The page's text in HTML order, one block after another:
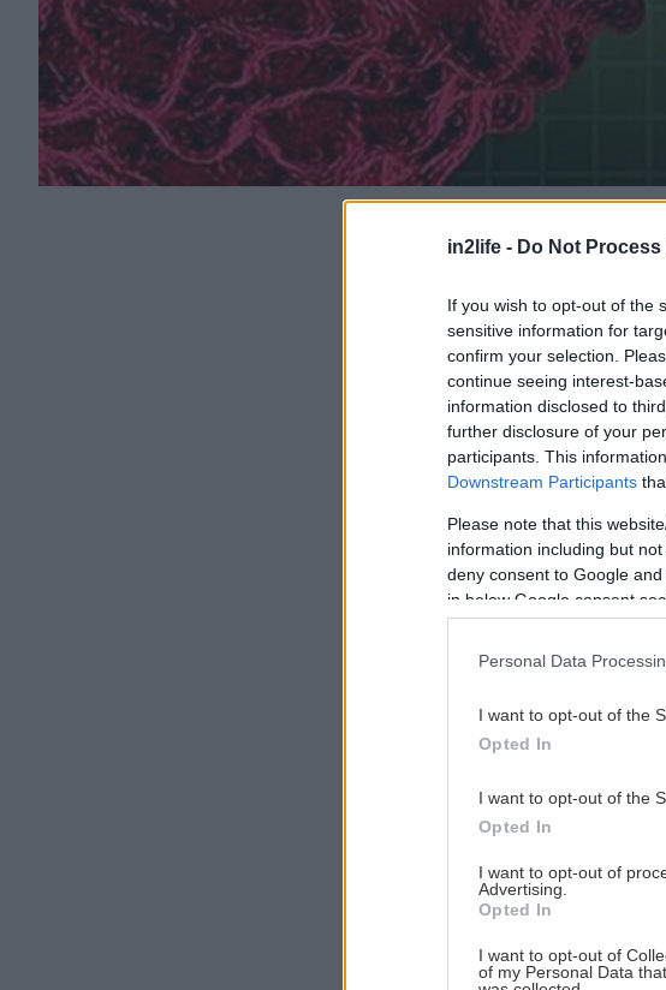
in2life - Do Not
If you wish to opt-out of the
sensitive information for
confirm your selection.
continue seeing interest-
information disclosed to
further disclosure of your
participants. This
Downstream Participants
Please note that this
information including but
deny consent to Google
in below Google consent
Personal Data
I want to opt-out of the
Opted In
I want to opt-out of the
Opted In
I want to opt-out of
Advertising.
Opted In
I want to opt-out of
of my Personal Data